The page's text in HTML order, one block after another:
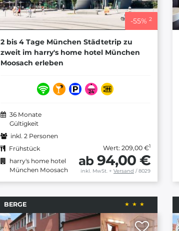
-55% 2
2 bis 4 Tage München Städtetrip zu
zweit im harry's home hotel München
Moosach erleben
36 Monate
Gültigkeit
inkl. 2 Personen
Frühstück
harry's home hotel
München Moosach
Wert: 209,00 €1
ab 94,00 €
inkl. MwSt. + Versand / 8029
BERGE